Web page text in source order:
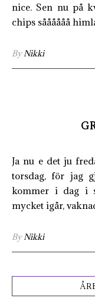
nice. Sen nu på
chips såååååå
ByNikki
Ja nu e det ju fredag men jag skriver som om det var
torsdag, för jag
kommer i dag i
mycket igår,
ByNikki